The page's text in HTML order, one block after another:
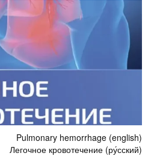
Pulmonary hemorrhage (english)
Легочное кровотечение (ру́сский)